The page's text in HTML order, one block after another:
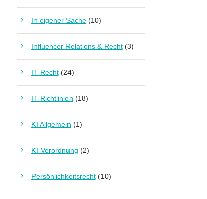
In eigener Sache(10)
Influencer Relations & Recht(3)
IT-Recht(24)
IT-Richtlinien (18)
KI Allgemein (1)
KI-Verordnung (2)
Persönlichkeitsrecht(10)